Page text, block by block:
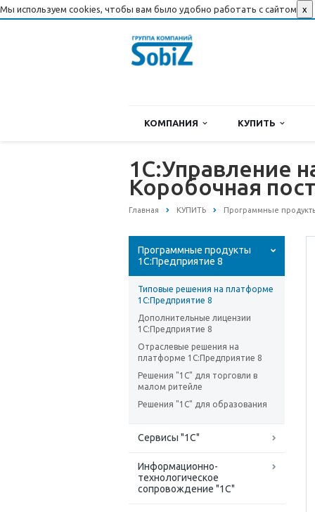
Мы используем cookies, чтобы вам было удобно работать с сайтом x
КОМПАНИЯ КУПИТЬ
1С:Управление
Коробочная
Главная КУПИТЬ Программные
Программные продукты
1С:Предприятие 8
Типовые решения на платформе
1С:Предприятие 8
Дополнительные лицензии
1С:Предприятие 8
Отраслевые решения на
платформе 1С:Предприятие 8
Решения "1С" для торговли в
малом ритейле
Решения "1С" для образования
Сервисы "1С"
Информационно-
технологическое
сопровождение "1С"